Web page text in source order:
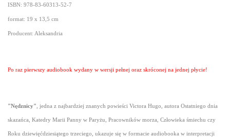
ISBN: 978-83-60313-52-7
format: 19 x 13,5 cm
Producent: Aleksandria
Po raz pierwszy audiobook wydany w wersji pełnej oraz skróconej na jednej płycie!
"Nędznicy" , jedna z najbardziej znanych powieści Victora Hugo, autora Ostatniego dnia
skazańca, Katedry Marii Panny w Paryżu, Pracowników morza, Człowieka śmiechu czy
Roku dziewięćdziesiątego trzeciego, ukazuje się w formacie audiobooka w interpretacji